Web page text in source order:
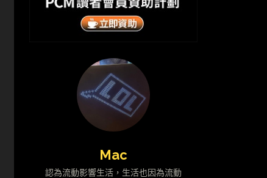
Mac
認為流動影響生活，生活也因為流動